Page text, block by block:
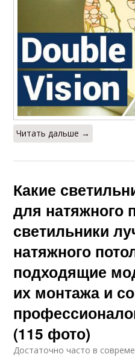
Читать дальше →
Какие
для натяжного
светильники
натяжного
подходящие
их монтажа и
(115 фото)
Достаточно часто в